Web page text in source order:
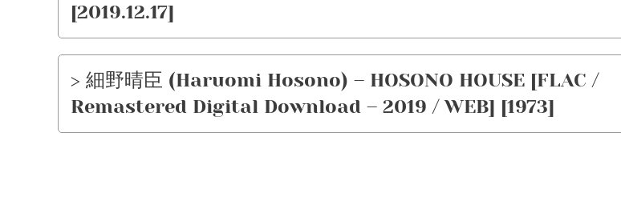
[2019.12.17]
> 細野晴臣 (Haruomi Hosono) – HOSONO HOUSE [FLAC /
Remastered Digital Download – 2019 / WEB] [1973]